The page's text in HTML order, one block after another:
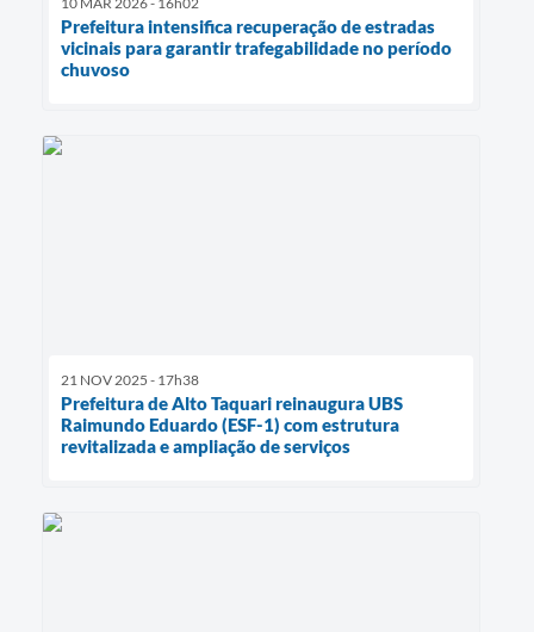
Prefeitura intensifica recuperação de estradas
vicinais para garantir trafegabilidade no período
chuvoso
21 NOV 2025 - 17h38
Prefeitura de Alto Taquari reinaugura UBS
Raimundo Eduardo (ESF-1) com estrutura
revitalizada e ampliação de serviços